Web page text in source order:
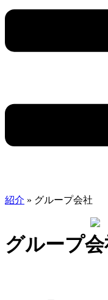
紹介 » グループ会社
グループ会